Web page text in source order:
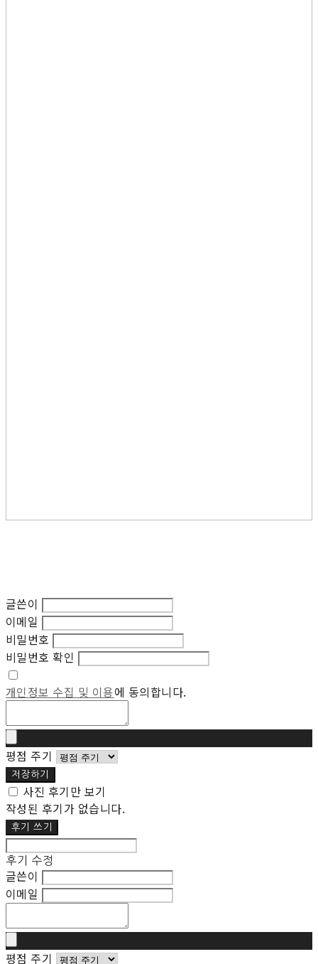
글쓴이
이메일
비밀번호
비밀번호 확인
개인정보 수집 및 이용에 동의합니다.
평점 주기
저장하기
사진 후기만 보기
작성된 후기가 없습니다.
후기 쓰기
후기 수정
글쓴이
이메일
평점 주기